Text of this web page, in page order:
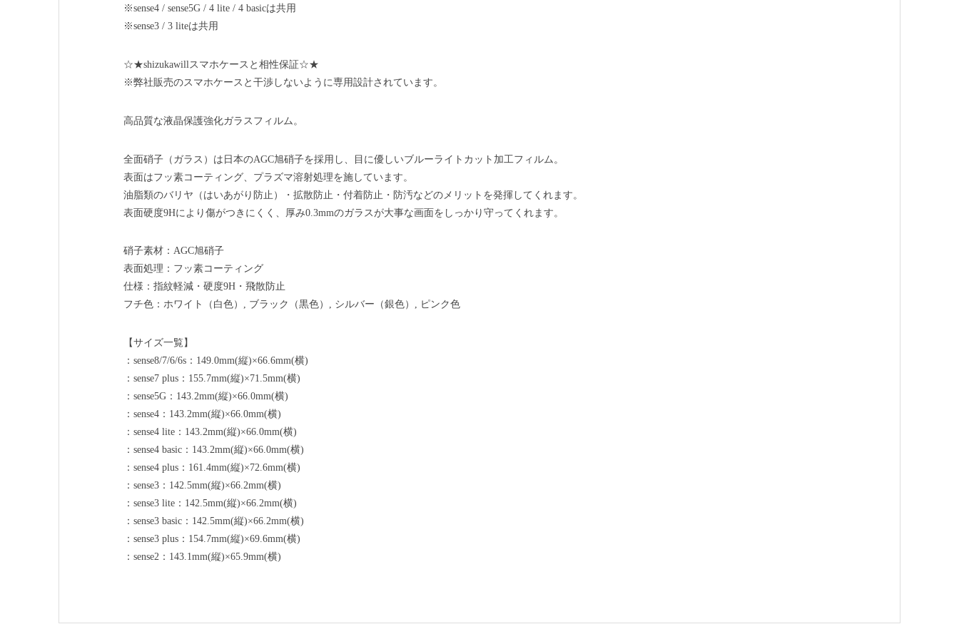
※sense4 / sense5G / 4 lite / 4 basicは共用
※sense3 / 3 liteは共用
☆★shizukawillスマホケースと相性保証☆★
※弊社販売のスマホケースと干渉しないように専用設計されています。
高品質な液晶保護強化ガラスフィルム。
全面硝子（ガラス）は日本のAGC旭硝子を採用し、目に優しいブルーライトカット加工フィルム。
表面はフッ素コーティング、プラズマ溶射処理を施しています。
油脂類のバリヤ（はいあがり防止）・拡散防止・付着防止・防汚などのメリットを発揮してくれます。
表面硬度9Hにより傷がつきにくく、厚み0.3mmのガラスが大事な画面をしっかり守ってくれます。
硝子素材：AGC旭硝子
表面処理：フッ素コーティング
仕様：指紋軽減・硬度9H・飛散防止
フチ色：ホワイト（白色）, ブラック（黒色）, シルバー（銀色）, ピンク色
【サイズ一覧】
：sense8/7/6/6s：149.0mm(縦)×66.6mm(横)
：sense7 plus：155.7mm(縦)×71.5mm(横)
：sense5G：143.2mm(縦)×66.0mm(横)
：sense4：143.2mm(縦)×66.0mm(横)
：sense4 lite：143.2mm(縦)×66.0mm(横)
：sense4 basic：143.2mm(縦)×66.0mm(横)
：sense4 plus：161.4mm(縦)×72.6mm(横)
：sense3：142.5mm(縦)×66.2mm(横)
：sense3 lite：142.5mm(縦)×66.2mm(横)
：sense3 basic：142.5mm(縦)×66.2mm(横)
：sense3 plus：154.7mm(縦)×69.6mm(横)
：sense2：143.1mm(縦)×65.9mm(横)